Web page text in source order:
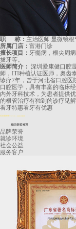
职 称： 主治医师 显微镜
所属门店： 富港门诊
擅长项目： 牙髓病，根尖周
拔牙等。
医师简介： 深圳爱康健口腔
师，ITI种植认证医师，奥齿
诊疗7年，曾于河北省口腔
口腔医学，具有丰富的临床
内外牙科技术，为患者提供
的根管治疗有独到的诊疗见
看牙特惠看牙有优惠
長者醫療券 2024.8.14起正式啟用
相关医师推荐
品牌荣誉
就诊环境
社会公益
服务客户